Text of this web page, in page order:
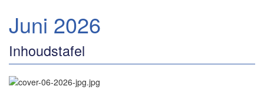
Juni 2026
Inhoudstafel